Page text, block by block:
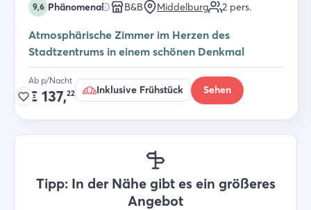
9,6 Phänomenal B&B Middelburg 2 pers.
Atmosphärische Zimmer im Herzen des
Stadtzentrums in einem schönen Denkmal
Ab p/Nacht
€ 137,22 Inklusive Frühstück Sehen
Tipp: In der Nähe gibt es ein größeres
Angebot